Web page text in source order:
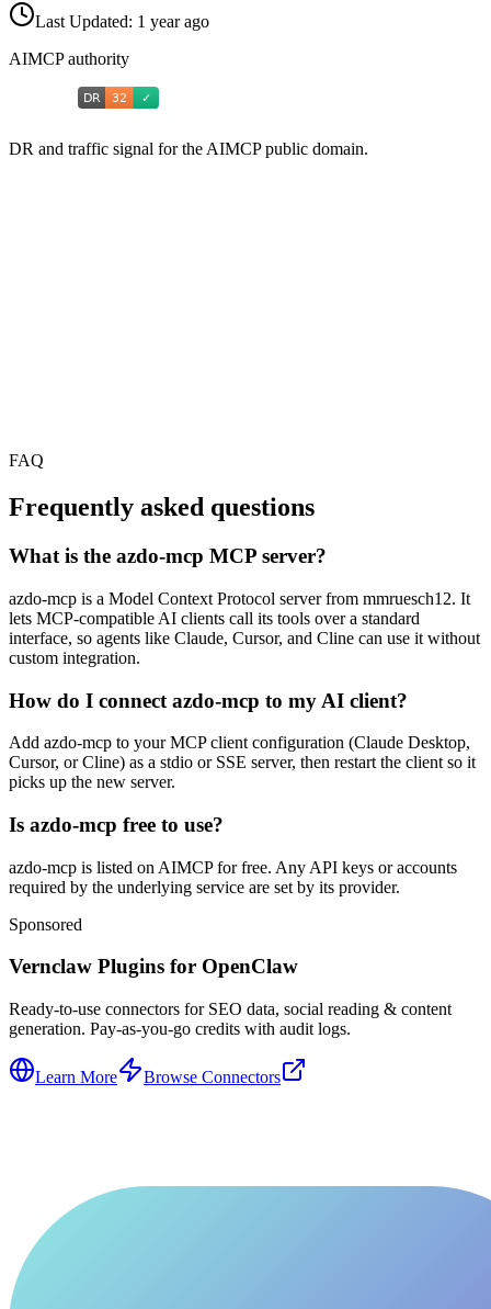
Last Updated: 1 year ago
AIMCP authority
DR and traffic signal for the AIMCP public domain.
FAQ
Frequently asked questions
What is the azdo-mcp MCP server?
azdo-mcp is a Model Context Protocol server from mmruesch12. It
lets MCP-compatible AI clients call its tools over a standard
interface, so agents like Claude, Cursor, and Cline can use it without
custom integration.
How do I connect azdo-mcp to my AI client?
Add azdo-mcp to your MCP client configuration (Claude Desktop,
Cursor, or Cline) as a stdio or SSE server, then restart the client so it
picks up the new server.
Is azdo-mcp free to use?
azdo-mcp is listed on AIMCP for free. Any API keys or accounts
required by the underlying service are set by its provider.
Sponsored
Vernclaw Plugins for OpenClaw
Ready-to-use connectors for SEO data, social reading & content
generation. Pay-as-you-go credits with audit logs.
Learn More Browse Connectors